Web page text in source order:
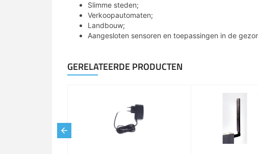
Slimme steden;
Verkoopautomaten;
Landbouw;
Aangesloten sensoren en toepassingen in de
GERELATEERDE PRODUCTEN